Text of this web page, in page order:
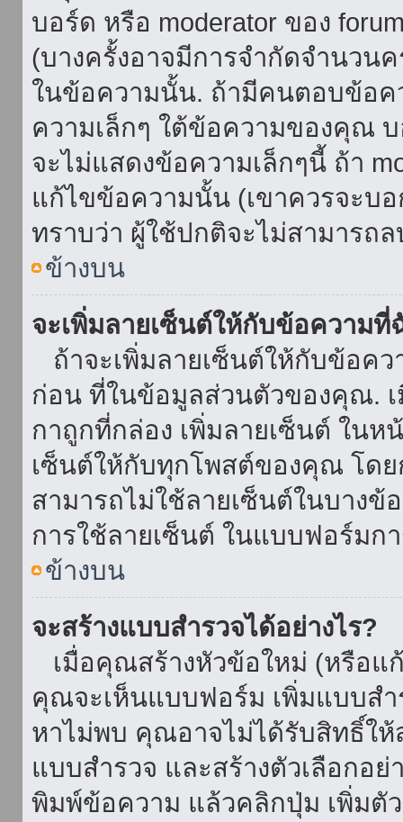
บอร์ด หรือ moderator ของ
(บางครั้งอาจมีการจำกัดจำนวน
ในข้อความนั้น. ถ้ามีคนตอบข้อ
ความเล็กๆ ใต้ข้อความของคุณ
จะไม่แสดงข้อความเล็กๆนี้ ถ้า
แก้ไขข้อความนั้น (เขาควรจะบ
ทราบว่า ผู้ใช้ปกติจะไม่สามารถ
ข้างบน
จะเพิ่มลายเซ็นต์ให้กับข้อความที่
ถ้าจะเพิ่มลายเซ็นต์ให้กับข้อค
ก่อน ที่ในข้อมูลส่วนตัวของคุณ.
กาถูกที่กล่อง เพิ่มลายเซ็นต์ ใน
เซ็นต์ให้กับทุกโพสต์ของคุณ โด
สามารถไม่ใช้ลายเซ็นต์ในบางข้
การใช้ลายเซ็นต์ ในแบบฟอร์มก
ข้างบน
จะสร้างแบบสำรวจได้อย่างไร?
เมื่อคุณสร้างหัวข้อใหม่ (หรือ
คุณจะเห็นแบบฟอร์ม เพิ่มแบบส
หาไม่พบ คุณอาจไม่ได้รับสิทธิ์ใ
แบบสำรวจ และสร้างตัวเลือกอย่
พิมพ์ข้อความ แล้วคลิกปุ่ม เพิ่มตั